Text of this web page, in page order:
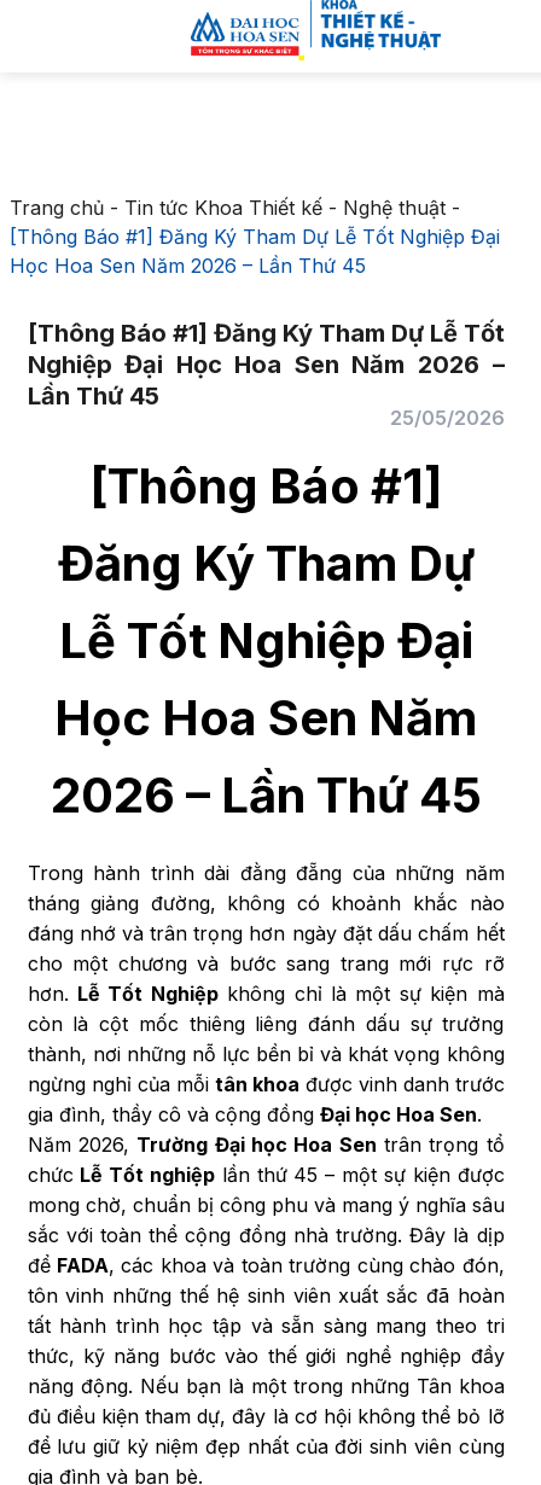
Trang chủ- Tin tức Khoa Thiết kế - Nghệ thuật-
[Thông Báo #1] Đăng Ký Tham Dự Lễ Tốt Nghiệp Đại
Học Hoa Sen Năm 2026 – Lần Thứ 45
[Thông Báo #1] Đăng Ký Tham Dự Lễ Tốt
Nghiệp Đại Học Hoa Sen Năm 2026 –
Lần Thứ 45
25/05/2026
[Thông Báo #1]
Đăng Ký Tham Dự
Lễ Tốt Nghiệp Đại
Học Hoa Sen Năm
2026 – Lần Thứ 45
Trong hành trình dài đằng đẵng của những năm
tháng giảng đường, không có khoảnh khắc nào
đáng nhớ và trân trọng hơn ngày đặt dấu chấm hết
cho một chương và bước sang trang mới rực rỡ
hơn. Lễ Tốt Nghiệpkhông chỉ là một sự kiện mà
còn là cột mốc thiêng liêng đánh dấu sự trưởng
thành, nơi những nỗ lực bền bỉ và khát vọng không
ngừng nghỉ của mỗi tân khoa được vinh danh trước
gia đình, thầy cô và cộng đồng Đại học Hoa Sen.
Năm 2026, Trường Đại học Hoa Sen trân trọng tổ
chức Lễ Tốt nghiệplần thứ 45 – một sự kiện được
mong chờ, chuẩn bị công phu và mang ý nghĩa sâu
sắc với toàn thể cộng đồng nhà trường. Đây là dịp
để FADA, các khoa và toàn trường cùng chào đón,
tôn vinh những thế hệ sinh viên xuất sắc đã hoàn
tất hành trình học tập và sẵn sàng mang theo tri
thức, kỹ năng bước vào thế giới nghề nghiệp đầy
năng động. Nếu bạn là một trong những Tân khoa
đủ điều kiện tham dự, đây là cơ hội không thể bỏ lỡ
để lưu giữ kỷ niệm đẹp nhất của đời sinh viên cùng
gia đình và bạn bè.